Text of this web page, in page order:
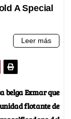
belga Exmar que
flotante de